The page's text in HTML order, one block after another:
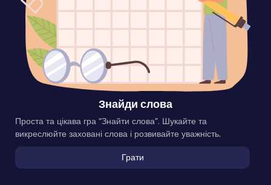
Знайди слова
Проста та цікава гра “Знайти слова”. Шукайте та
викреслюйте заховані слова і розвивайте уважність.
Грати